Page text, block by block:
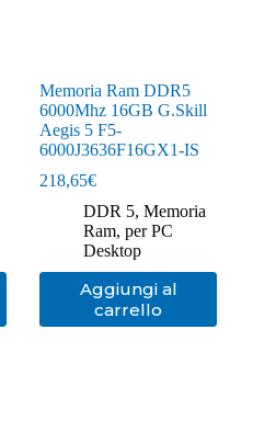
Memoria Ram DDR5
6000Mhz 16GB G.Skill
Aegis 5 F5-
6000J3636F16GX1-IS
218,65€
DDR 5,Memoria
Ram,per PC
Desktop
Aggiungi al
carrello